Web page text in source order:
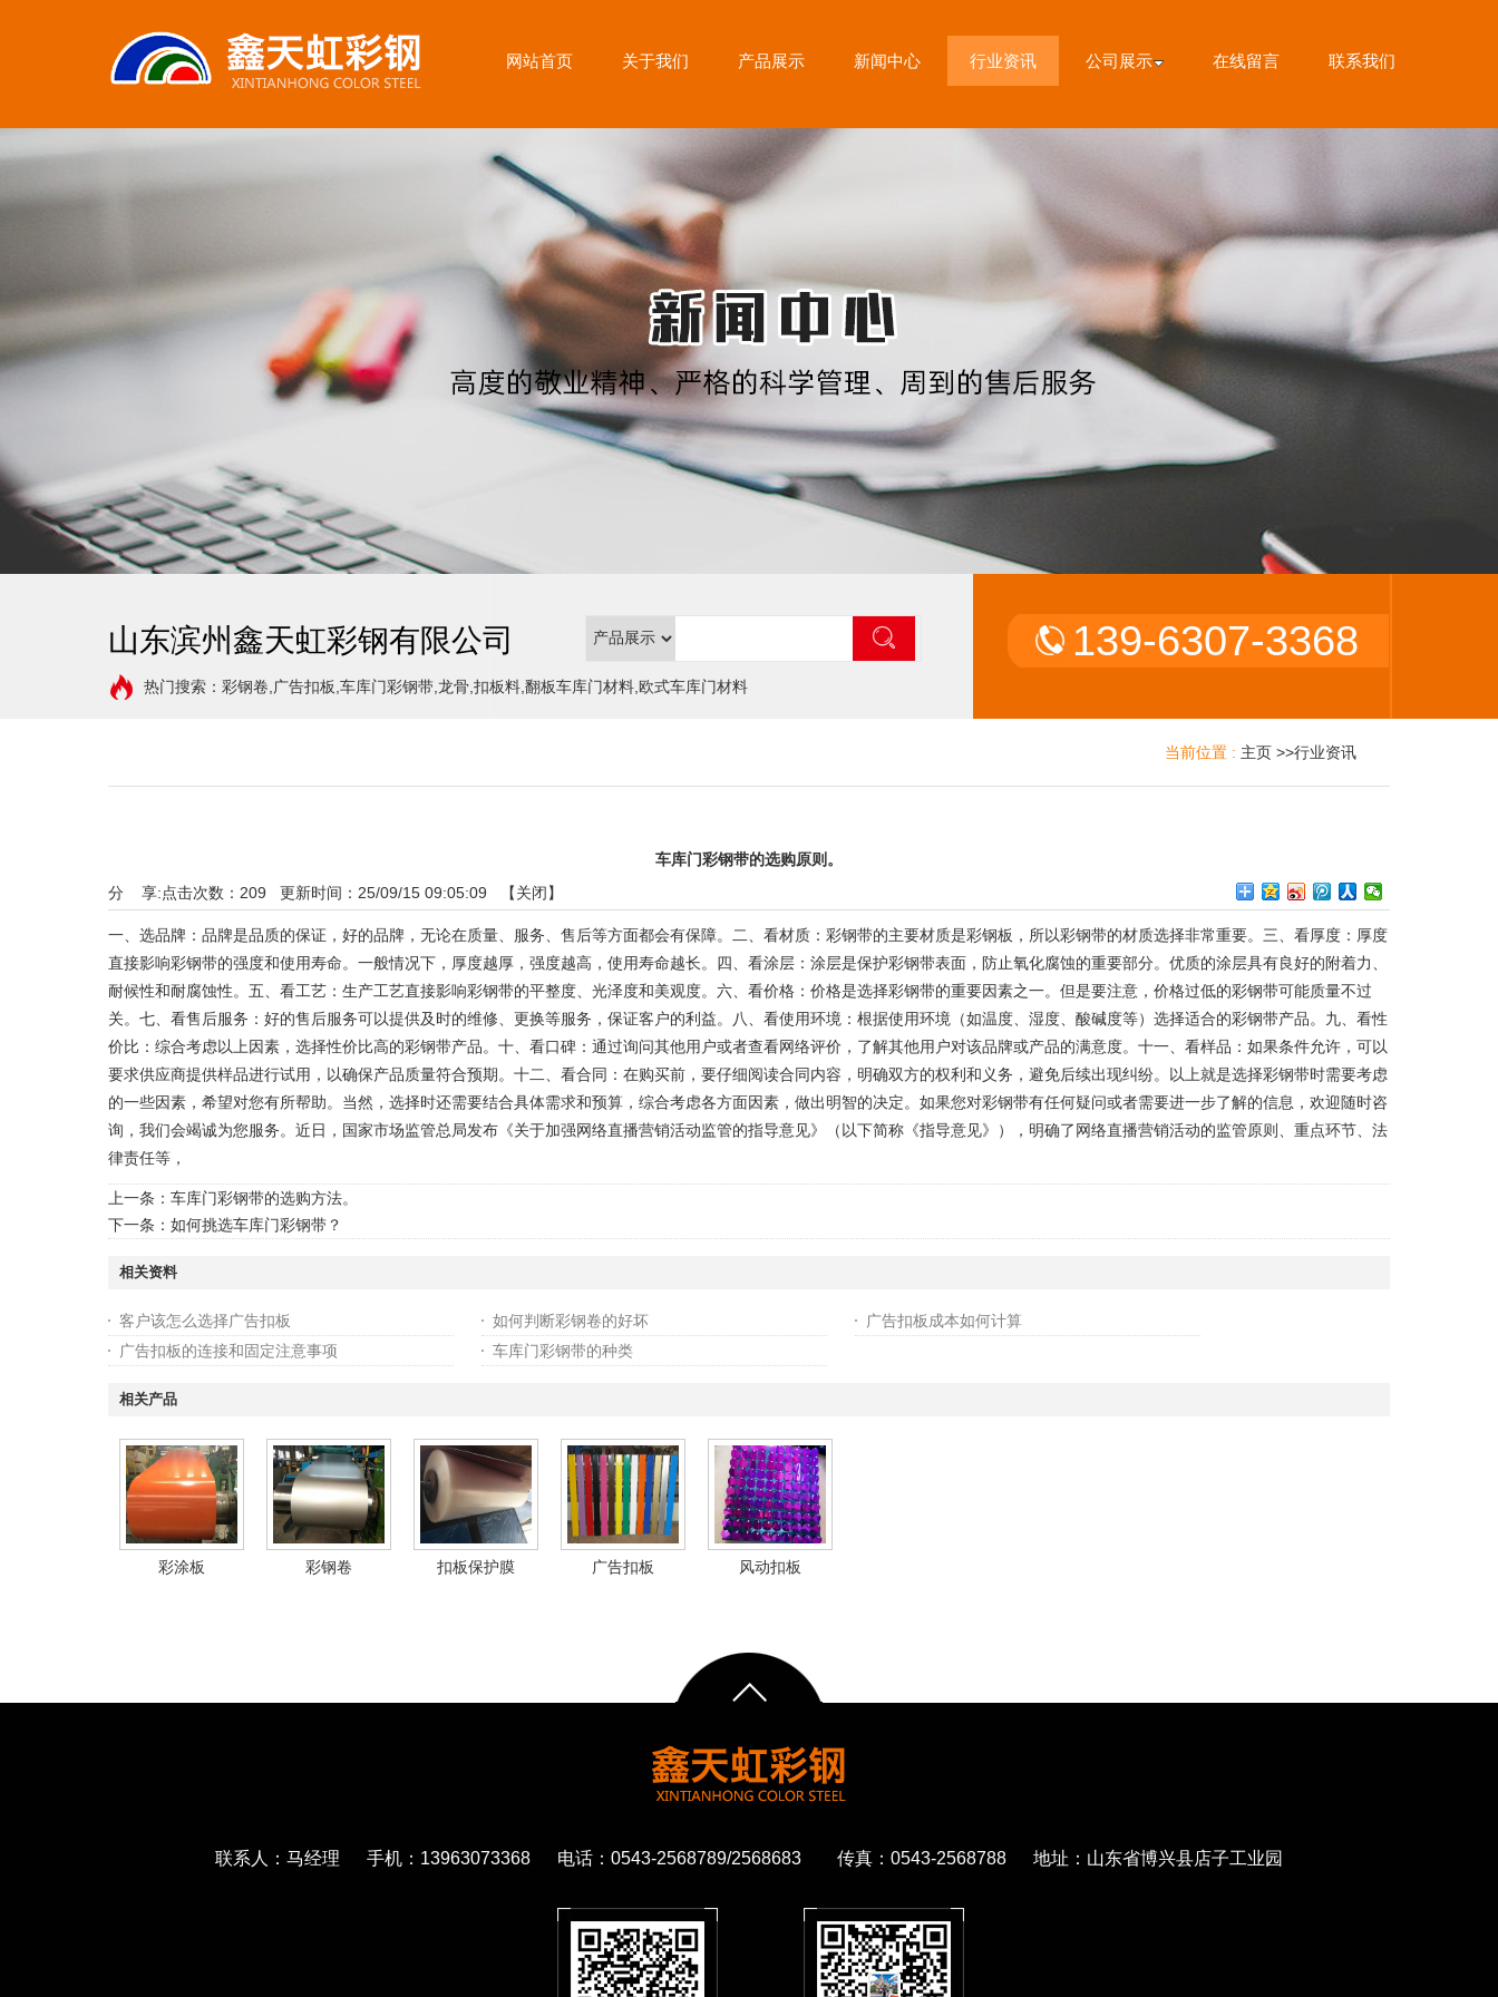
网站首页 关于我们 产品展示 新闻中心 行业资讯 公司展示 在线留言 联系我们
山东滨州鑫天虹彩钢有限公司
热门搜索：彩钢卷,广告扣板,车库门彩钢带,龙骨,扣板料,翻板车库门材料,欧式车库门材料
139-6307-3368
当前位置 : 主页 >>行业资讯
车库门彩钢带的选购原则。
点击次数： 209 更新时间：25/09/15 09:05:09 【关闭】
分 享:
一、选品牌：品牌是品质的保证，好的品牌，无论在质量、服务、售后等方面都会有保障。二、看材质：彩钢带的主要材质是彩钢板，所以彩钢带的材质选择非常重要。三、看厚度：厚度
直接影响彩钢带的强度和使用寿命。一般情况下，厚度越厚，强度越高，使用寿命越长。四、看涂层：涂层是保护彩钢带表面，防止氧化腐蚀的重要部分。优质的涂层具有良好的附着力、
耐候性和耐腐蚀性。五、看工艺：生产工艺直接影响彩钢带的平整度、光泽度和美观度。六、看价格：价格是选择彩钢带的重要因素之一。但是要注意，价格过低的彩钢带可能质量不过
关。七、看售后服务：好的售后服务可以提供及时的维修、更换等服务，保证客户的利益。八、看使用环境：根据使用环境（如温度、湿度、酸碱度等）选择适合的彩钢带产品。九、看性
价比：综合考虑以上因素，选择性价比高的彩钢带产品。十、看口碑：通过询问其他用户或者查看网络评价，了解其他用户对该品牌或产品的满意度。十一、看样品：如果条件允许，可以
要求供应商提供样品进行试用，以确保产品质量符合预期。十二、看合同：在购买前，要仔细阅读合同内容，明确双方的权利和义务，避免后续出现纠纷。以上就是选择彩钢带时需要考虑
的一些因素，希望对您有所帮助。当然，选择时还需要结合具体需求和预算，综合考虑各方面因素，做出明智的决定。如果您对彩钢带有任何疑问或者需要进一步了解的信息，欢迎随时咨
询，我们会竭诚为您服务。近日，国家市场监管总局发布《关于加强网络直播营销活动监管的指导意见》（以下简称《指导意见》），明确了网络直播营销活动的监管原则、重点环节、法
律责任等，
上一条： 车库门彩钢带的选购方法。
下一条： 如何挑选车库门彩钢带？
相关资料
客户该怎么选择广告扣板 如何判断彩钢卷的好坏
广告扣板成本如何计算
广告扣板的连接和固定注意事项
车库门彩钢带的种类
相关产品
彩涂板 彩钢卷 扣板保护膜 广告扣板 风动扣板
联系人：马经理 手机：13963073368 电话：0543-2568789/2568683 传真：0543-2568788 地址：山东省博兴县店子工业园